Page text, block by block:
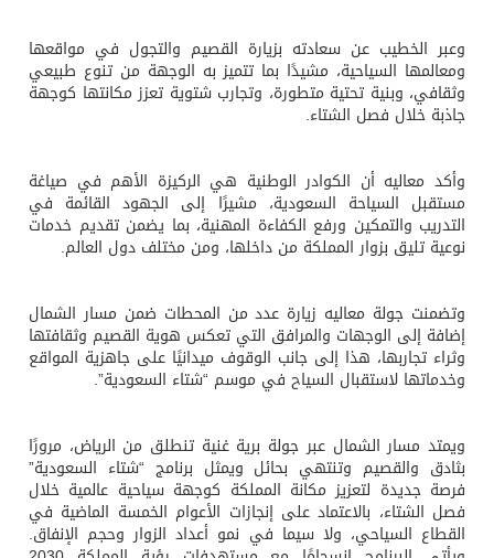
وعبر الخطيب عن سعادته بزيارة القصيم والتجول في مواقعها
ومعالمها السياحية، مشيدًا بما تتميز به الوجهة من تنوع طبيعي
وثقافي، وبنية تحتية متطورة، وتجارب شتوية تعزز مكانتها كوجهة
جاذبة خلال فصل الشتاء.
وأكد معاليه أن الكوادر الوطنية هي الركيزة الأهم في صياغة
مستقبل السياحة السعودية، مشيرًا إلى الجهود القائمة في
التدريب والتمكين ورفع الكفاءة المهنية، بما يضمن تقديم خدمات
نوعية تليق بزوار المملكة من داخلها، ومن مختلف دول العالم.
وتضمنت جولة معاليه زيارة عدد من المحطات ضمن مسار الشمال
إضافة إلى الوجهات والمرافق التي تعكس هوية القصيم وثقافتها
وثراء تجاربها، هذا إلى جانب الوقوف ميدانيًا على جاهزية المواقع
وخدماتها لاستقبال السياح في موسم “شتاء السعودية”.
ويمتد مسار الشمال عبر جولة برية غنية تنطلق من الرياض، مرورًا
بثادق والقصيم وتنتهي بحائل ويمثل برنامج “شتاء السعودية”
فرصة جديدة لتعزيز مكانة المملكة كوجهة سياحية عالمية خلال
فصل الشتاء، بالاعتماد على إنجازات الأعوام الخمسة الماضية في
القطاع السياحي، ولا سيما في نمو أعداد الزوار وحجم الإنفاق.